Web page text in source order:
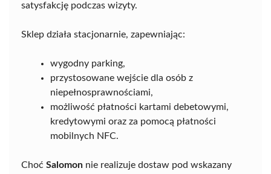
satysfakcję podczas wizyty.
Sklep działa stacjonarnie, zapewniając:
wygodny parking,
przystosowane wejście dla osób z
niepełnosprawnościami,
możliwość płatności kartami debetowymi,
kredytowymi oraz za pomocą płatności
mobilnych NFC.
Choć Salomon nie realizuje dostaw pod wskazany